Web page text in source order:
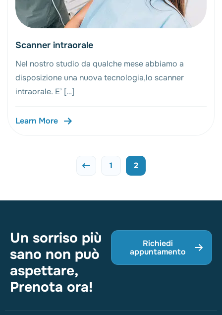
Scanner intraorale
Nel nostro studio da qualche mese abbiamo a
disposizione una nuova tecnologia,lo scanner
intraorale. E’ […]
Learn More
1 2
Un sorriso più
sano non può
aspettare,
Prenota ora!
Richiedi
appuntamento